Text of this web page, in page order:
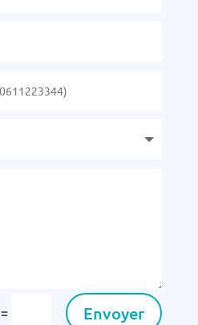
= Envoyer